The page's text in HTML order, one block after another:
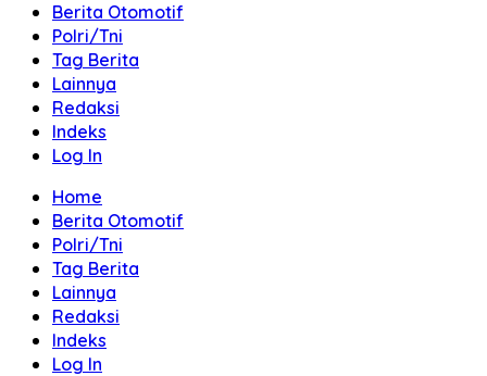
Berita Otomotif
Polri/Tni
Tag Berita
Lainnya
Redaksi
Indeks
Log In
Home
Berita Otomotif
Polri/Tni
Tag Berita
Lainnya
Redaksi
Indeks
Log In